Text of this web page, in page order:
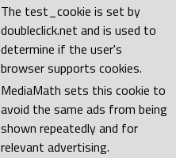
The test_cookie is set by
doubleclick.net and is used to
determine if the user's
browser supports cookies.
MediaMath sets this cookie to
avoid the same ads from being
shown repeatedly and for
relevant advertising.